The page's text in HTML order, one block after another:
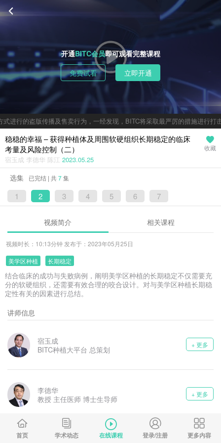
开通BITC会员即可观看完整课程
免费试看
立即开通
的盗版传播及售卖行为，一经发现，BITC将采取最严厉的措施进行打击
稳稳的幸福 – 获得种植体及周围软硬组织长期稳定的临床
考量及风险控制（二）
宿玉成 李德华 陈江 2023.05.25
收藏
选集 已完结 | 共7集
1 2 3 4 5 6 7
视频简介 相关课程
视频时长：10:13分钟 发布于：2023年05月25日
美学区种植 长期稳定
结合临床的成功与失败病例，阐明美学区种植的长期稳定不仅需要充
分的软硬组织，还需要有效合理的咬合设计。对与美学区种植长期稳
定性有关的因素进行总结。
讲师信息
宿玉成
BITC种植大平台 总策划
+ 更多
李德华
教授 主任医师 博士生导师
+ 更多
首页 学术动态 在线课程 登录/注册 更多内容